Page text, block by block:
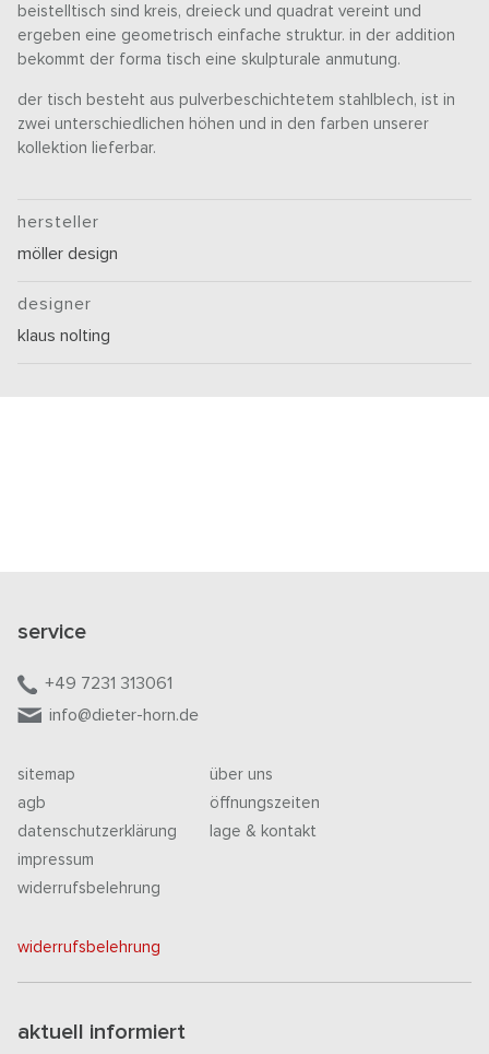
beistelltisch sind kreis, dreieck und quadrat vereint und
ergeben eine geometrisch einfache struktur. in der addition
bekommt der forma tisch eine skulpturale anmutung.
der tisch besteht aus pulverbeschichtetem stahlblech, ist in
zwei unterschiedlichen höhen und in den farben unserer
kollektion lieferbar.
hersteller
möller design
designer
klaus nolting
service
+49 7231 313061
info@dieter-horn.de
sitemap
agb
datenschutzerklärung
impressum
widerrufsbelehrung
über uns
öffnungszeiten
lage & kontakt
widerrufsbelehrung
aktuell informiert